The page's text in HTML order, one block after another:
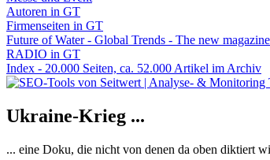
Autoren in GT
Firmenseiten in GT
Future of Water - Global Trends - The new
RADIO in GT
Index - 20.000 Seiten, ca. 52.000 Artikel im Archiv
Ukraine-Krieg ...
... eine Doku, die nicht von denen da oben diktiert